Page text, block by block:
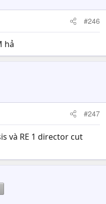
#246
hả
#247
và RE 1 director cut